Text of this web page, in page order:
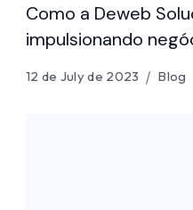
Como a Deweb
impulsionando
12 de July de 2023 Blog